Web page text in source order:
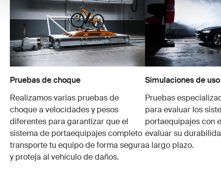
Pruebas de choque
Realizamos varias pruebas de
choque a velocidades y pesos
diferentes para garantizar que el
sistema de portaequipajes completo
transporte tu equipo de forma segura
y proteja al vehículo de daños.
Simulaciones de
Pruebas
para evaluar los
portaequipajes con
evaluar su
a largo plazo.